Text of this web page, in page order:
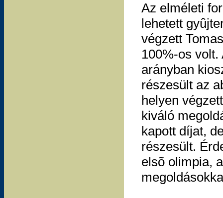
Az elméleti
lehetett
végzett
100%-os
arányban
részesült az
helyen
kiváló
kapott díjat,
részesült.
elsõ olimpia,